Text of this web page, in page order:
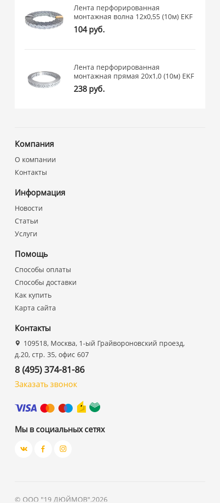
Лента перфорированная
монтажная волна 12х0,55 (10м) EKF
104 руб.
Лента перфорированная
монтажная прямая 20х1,0 (10м) EKF
238 руб.
Компания
О компании
Контакты
Информация
Новости
Статьи
Услуги
Помощь
Способы оплаты
Способы доставки
Как купить
Карта сайта
Контакты
109518, Москва, 1-ый Грайвороновский проезд,
д.20, стр. 35, офис 607
8 (495) 374-81-86
Заказать звонок
Мы в социальных сетях
© ООО "19 ДЮЙМОВ",2026